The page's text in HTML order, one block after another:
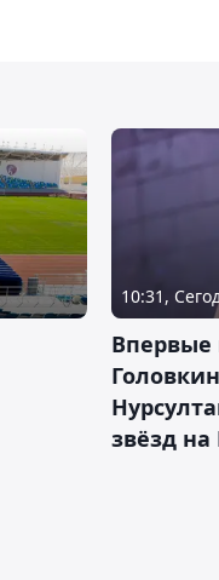
10:31,
Впервые
звёзд на